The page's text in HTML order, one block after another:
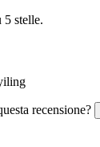
5 stelle.
recensione?